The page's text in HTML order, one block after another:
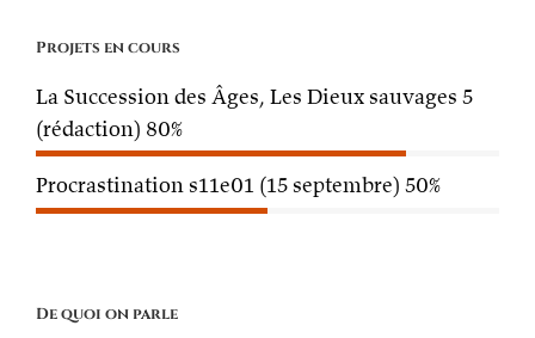
Projets en cours
La Succession des Âges, Les Dieux sauvages 5
(rédaction) 80%
Procrastination s11e01 (15 septembre) 50%
De quoi on parle